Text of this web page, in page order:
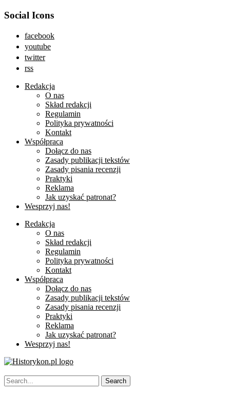
Social Icons
facebook
youtube
twitter
rss
Redakcja
O nas
Skład redakcji
Regulamin
Polityka prywatności
Kontakt
Współpraca
Dołącz do nas
Zasady publikacji tekstów
Zasady pisania recenzji
Praktyki
Reklama
Jak uzyskać patronat?
Wesprzyj nas!
Redakcja
O nas
Skład redakcji
Regulamin
Polityka prywatności
Kontakt
Współpraca
Dołącz do nas
Zasady publikacji tekstów
Zasady pisania recenzji
Praktyki
Reklama
Jak uzyskać patronat?
Wesprzyj nas!